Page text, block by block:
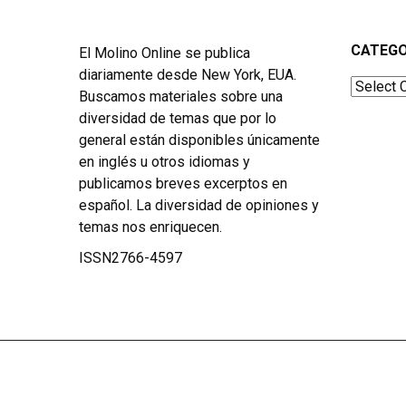
El Molino Online se publica
diariamente desde New York, EUA.
Buscamos materiales sobre una
diversidad de temas que por lo
general están disponibles únicamente
en inglés u otros idiomas y
publicamos breves excerptos en
español. La diversidad de opiniones y
temas nos enriquecen.
ISSN2766-4597